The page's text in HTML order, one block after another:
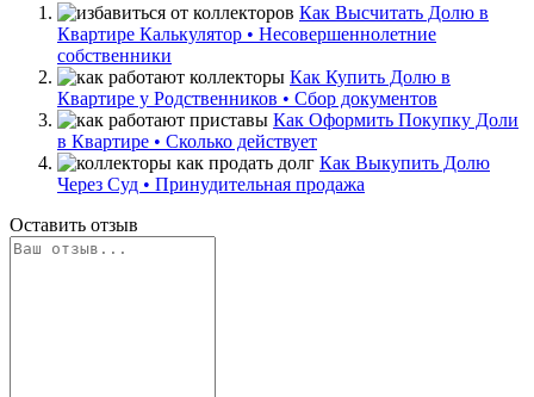
Как Высчитать Долю в
Квартире Калькулятор • Несовершеннолетние
собственники
Как Купить Долю в
Квартире у Родственников • Сбор документов
Как Оформить Покупку Доли
в Квартире • Сколько действует
Как Выкупить Долю
Через Суд • Принудительная продажа
Оставить отзыв